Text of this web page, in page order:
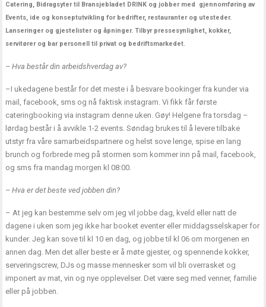
Catering, Bidragsyter til Bransjebladet DRINK og jobber med gjennomføring av
Events, ide og konseptutvikling for bedrifter, restauranter og utesteder.
Lanseringer og gjestelister og åpninger. Tilbyr pressesynlighet, kokker,
servitører og bar personell til privat og bedriftsmarkedet.
– Hva består din arbeidshverdag av?
–I ukedagene består for det meste i å besvare bookinger fra kunder via
mail, facebook, sms og nå faktisk instagram. Vi fikk får første
cateringbooking via instagram denne uken. Gøy! Helgene fra torsdag –
lørdag består i å avvikle 1-2 events. Søndag brukes til å levere tilbake
utstyr fra våre samarbeidspartnere og helst sove lenge, spise en lang
brunch og forbrede meg på stormen som kommer inn på mail, facebook,
og sms fra mandag morgen kl 08:00.
– Hva er det beste ved jobben din?
– At jeg kan bestemme selv om jeg vil jobbe dag, kveld eller natt de
dagene i uken som jeg ikke har booket eventer eller middagsselskaper for
kunder. Jeg kan sove til kl 10 en dag, og jobbe til kl 06 om morgenen en
annen dag. Men det aller beste er å møte gjester, og spennende kokker,
serveringscrew, DJs og masse mennesker som vil bli overrasket og
imponert av mat, vin og nye opplevelser. Det være seg med venner, familie
eller på jobben.